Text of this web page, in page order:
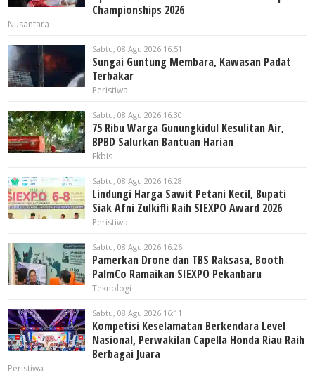
Championships 2026
Nusantara
Sabtu, 08 Agu 2026 16:51
Sungai Guntung Membara, Kawasan Padat
Terbakar
Peristiwa
Sabtu, 08 Agu 2026 16:30
75 Ribu Warga Gunungkidul Kesulitan Air,
BPBD Salurkan Bantuan Harian
Ekbis
Sabtu, 08 Agu 2026 16:28
Lindungi Harga Sawit Petani Kecil, Bupati
Siak Afni Zulkifli Raih SIEXPO Award 2026
Peristiwa
Sabtu, 08 Agu 2026 16:26
Pamerkan Drone dan TBS Raksasa, Booth
PalmCo Ramaikan SIEXPO Pekanbaru
Teknologi
Sabtu, 08 Agu 2026 16:11
Kompetisi Keselamatan Berkendara Level
Nasional, Perwakilan Capella Honda Riau Raih
Berbagai Juara
Peristiwa